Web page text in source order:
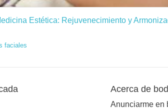
Estética: Rejuvenecimiento y
faciales
Acerca de
Anunciarme en